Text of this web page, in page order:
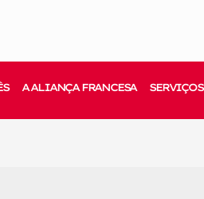
A ALIANÇA FRANCESA SERVIÇOS